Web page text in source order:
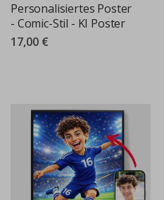
Personalisiertes Poster
- Comic-Stil - KI Poster
17,00 €